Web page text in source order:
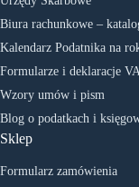
Biura rachunkowe –
Kalendarz Podatnika na
Formularze i deklaracje
Wzory umów i pism
Blog o podatkach i
Sklep
Formularz zamówienia